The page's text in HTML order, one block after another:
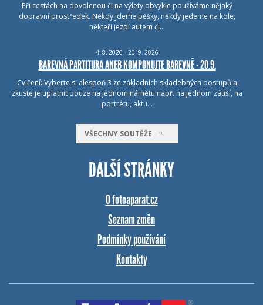
Při cestách na dovolenou či na výlety obvykle používáme nějaký
dopravní prostředek. Někdy jdeme pěšky, někdy jedeme na kole,
někteří jezdí autem či…
4. 8. 2026 - 20. 9. 2026
BAREVNÁ PARTITURA ANEB KOMPONUJTE BAREVNĚ - 20.9.
Cvičení: Vyberte si alespoň 3 ze základních skladebných postupů a
zkuste je uplatnit pouze na jednom námětu např. na jednom zátiší, na
portrétu, aktu…
VŠECHNY SOUTĚŽE
DALŠÍ STRÁNKY
O fotoaparat.cz
Seznam změn
Podmínky používání
Kontakty